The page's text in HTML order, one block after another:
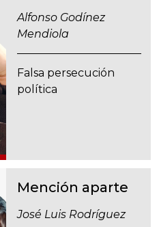
Alfonso Godínez
Mendiola
Falsa persecución
política
Mención aparte
José Luis Rodríguez